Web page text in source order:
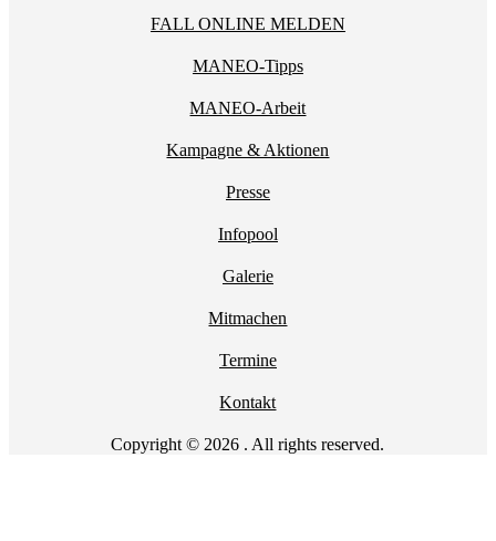
FALL ONLINE MELDEN
MANEO-Tipps
MANEO-Arbeit
Kampagne & Aktionen
Presse
Infopool
Galerie
Mitmachen
Termine
Kontakt
Copyright © 2026 . All rights reserved.